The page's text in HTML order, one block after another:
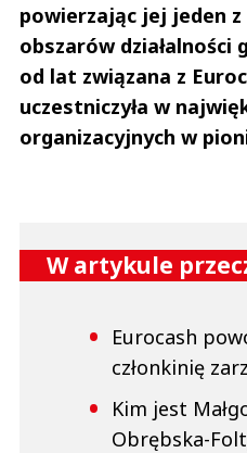
powierzając jej jeden
obszarów działalności
od lat związana z
uczestniczyła w
organizacyjnych w
W artykule
Eurocash
członkinię
Kim jest
Obrębska-